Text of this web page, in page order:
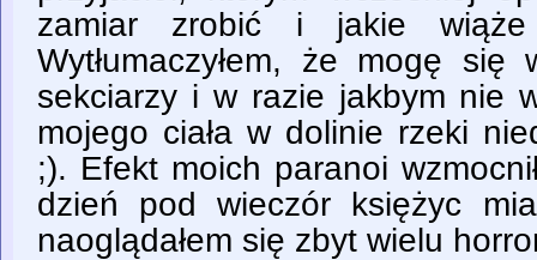
zamiar zrobić i jakie
Wytłumaczyłem, że mogę się
sekciarzy i w razie jakbym nie
mojego ciała w dolinie rzeki
;). Efekt moich paranoi
dzień pod wieczór księżyc
naoglądałem się zbyt wielu